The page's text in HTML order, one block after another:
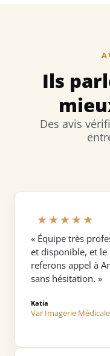
Ils
Des avis
★★★★★
« Équipe très
et disponible, et
referons appel à
sans hésitation. »
Katia
Var Imagerie